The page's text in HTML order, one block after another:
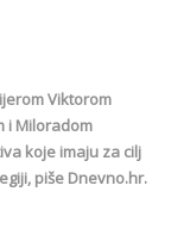
Viktorom
i Miloradom
koje imaju za cilj
piše Dnevno.hr.